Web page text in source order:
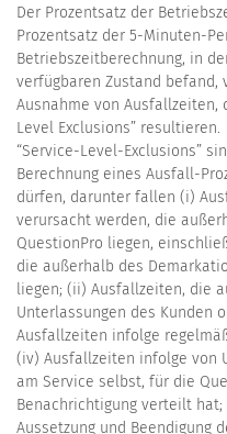
Der Prozentsatz der
Prozentsatz der 5-Minuten-
Betriebszeitberechnung, in
verfügbaren Zustand befand,
Ausnahme von
Level Exclusions” resultieren.
“Service-Level-Exclusions”
Berechnung eines Ausfall-
dürfen, darunter fallen (i)
verursacht werden, die
QuestionPro liegen,
die außerhalb des
liegen; (ii) Ausfallzeiten, die
Unterlassungen des Kunden
Ausfallzeiten infolge
(iv) Ausfallzeiten infolge von
am Service selbst, für die
Benachrichtigung verteilt
Aussetzung und Beendigung